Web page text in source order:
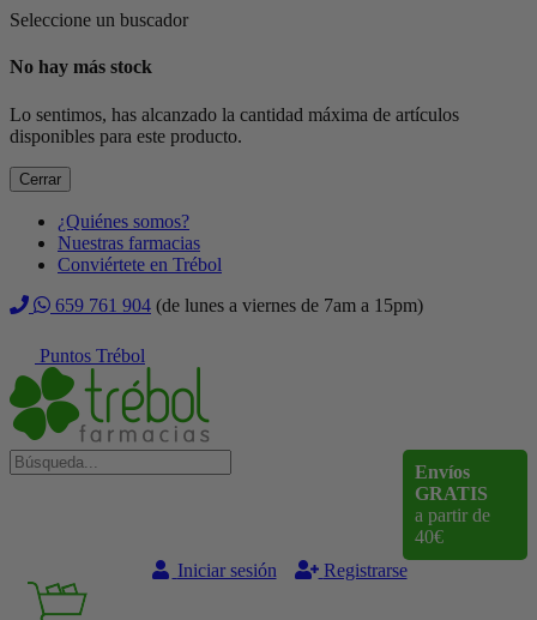
Seleccione un buscador
No hay más stock
Lo sentimos, has alcanzado la cantidad máxima de artículos
disponibles para este producto.
Cerrar
¿Quiénes somos?
Nuestras farmacias
Conviértete en Trébol
659 761 904 (de lunes a viernes de 7am a 15pm)
Puntos Trébol
Envíos
GRATIS
a partir de
40€
Iniciar sesión
Registrarse